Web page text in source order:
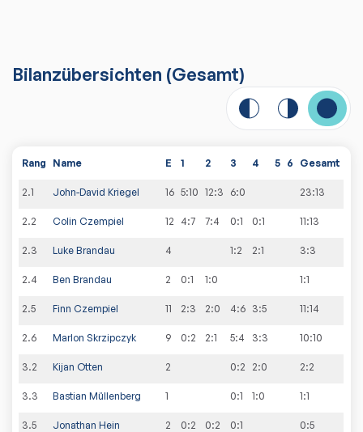
Bilanzübersichten (Gesamt)
Rang Name E 1 2 3 4 5 6 Gesamt
2.1 John-David Kriegel 16 5:10 12:3 6:0 23:13
2.2 Colin Czempiel 12 4:7 7:4 0:1 0:1 11:13
2.3 Luke Brandau 4 1:2 2:1 3:3
2.4 Ben Brandau 2 0:1 1:0 1:1
2.5 Finn Czempiel 11 2:3 2:0 4:6 3:5 11:14
2.6 Marlon Skrzipczyk 9 0:2 2:1 5:4 3:3 10:10
3.2 Kijan Otten 2 0:2 2:0 2:2
3.3 Bastian Müllenberg 1 0:1 1:0 1:1
3.5 Jonathan Hein 2 0:2 0:2 0:1 0:5